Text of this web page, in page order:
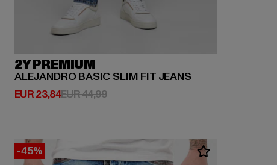
2Y PREMIUM
ALEJANDRO BASIC SLIM FIT JEANS
EUR 23,84
Huidige prijs: EUR 23,84
EUR 44,99Actieprijs: EUR 44,99
-45%